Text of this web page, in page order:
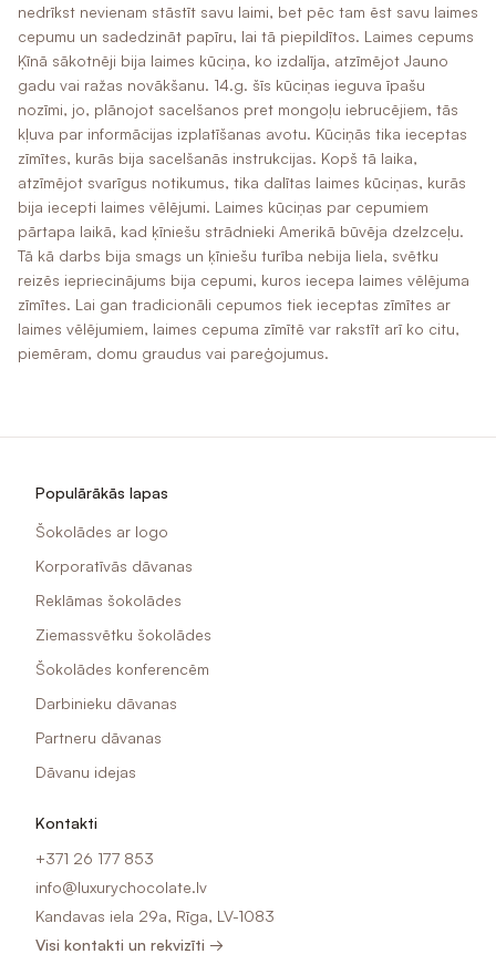
nedrīkst nevienam stāstīt savu laimi, bet pēc tam ēst savu laimes
cepumu un sadedzināt papīru, lai tā piepildītos. Laimes cepums
Ķīnā sākotnēji bija laimes kūciņa, ko izdalīja, atzīmējot Jauno
gadu vai ražas novākšanu. 14.g. šīs kūciņas ieguva īpašu
nozīmi, jo, plānojot sacelšanos pret mongoļu iebrucējiem, tās
kļuva par informācijas izplatīšanas avotu. Kūciņās tika ieceptas
zīmītes, kurās bija sacelšanās instrukcijas. Kopš tā laika,
atzīmējot svarīgus notikumus, tika dalītas laimes kūciņas, kurās
bija iecepti laimes vēlējumi. Laimes kūciņas par cepumiem
pārtapa laikā, kad ķīniešu strādnieki Amerikā būvēja dzelzceļu.
Tā kā darbs bija smags un ķīniešu turība nebija liela, svētku
reizēs iepriecinājums bija cepumi, kuros iecepa laimes vēlējuma
zīmītes. Lai gan tradicionāli cepumos tiek ieceptas zīmītes ar
laimes vēlējumiem, laimes cepuma zīmītē var rakstīt arī ko citu,
piemēram, domu graudus vai pareģojumus.
Populārākās lapas
Šokolādes ar logo
Korporatīvās dāvanas
Reklāmas šokolādes
Ziemassvētku šokolādes
Šokolādes konferencēm
Darbinieku dāvanas
Partneru dāvanas
Dāvanu idejas
Kontakti
+371 26 177 853
info@luxurychocolate.lv
Kandavas iela 29a, Rīga, LV-1083
Visi kontakti un rekvizīti →